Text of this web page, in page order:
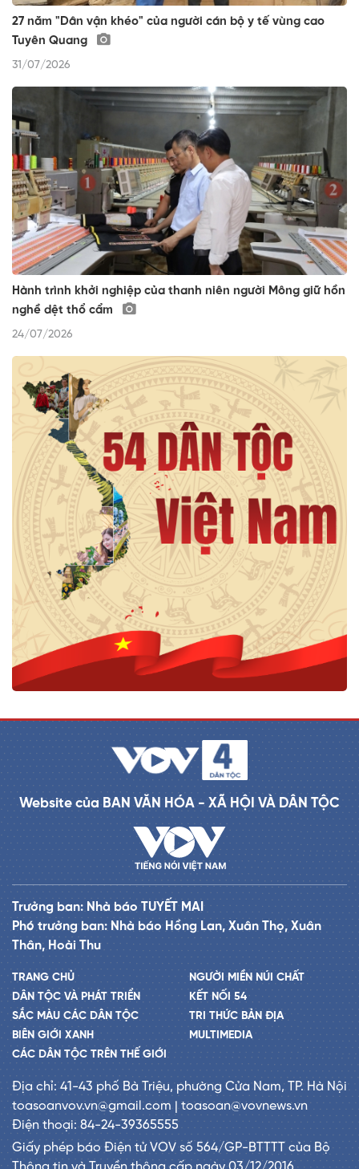
27 năm "Dân vận khéo" của người cán bộ y tế vùng cao
Tuyên Quang
31/07/2026
Hành trình khởi nghiệp của thanh niên người Mông giữ hồn
nghề dệt thổ cẩm
24/07/2026
Website của BAN VĂN HÓA - XÃ HỘI VÀ DÂN TỘC
Trưởng ban: Nhà báo TUYẾT MAI
Phó trưởng ban: Nhà báo Hồng Lan, Xuân Thọ, Xuân
Thân, Hoài Thu
TRANG CHỦ
DÂN TỘC VÀ PHÁT TRIỂN
SẮC MÀU CÁC DÂN TỘC
BIÊN GIỚI XANH
CÁC DÂN TỘC TRÊN THẾ GIỚI
NGƯỜI MIỀN NÚI CHẤT
KẾT NỐI 54
TRI THỨC BẢN ĐỊA
MULTIMEDIA
Địa chỉ: 41-43 phố Bà Triệu, phường Cửa Nam, TP. Hà Nội
toasoanvov.vn@gmail.com | toasoan@vovnews.vn
Điện thoại: 84-24-39365555
Giấy phép báo Điện tử VOV số 564/GP-BTTTT của Bộ